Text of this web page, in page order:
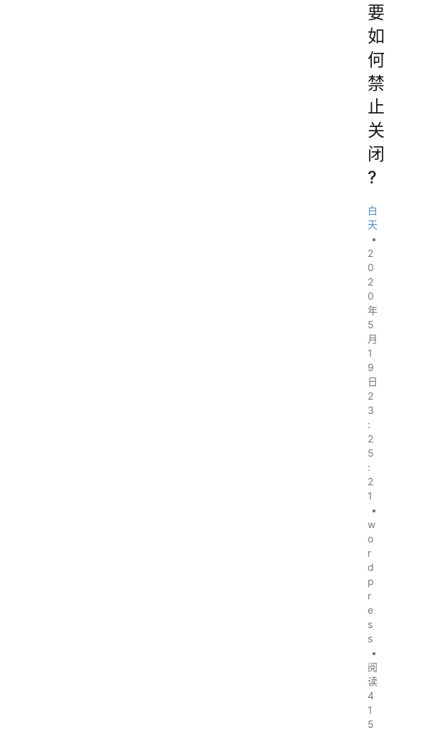
要
如
何
禁
止
关
闭
?
白
天
•
2
0
2
0
年
5
月
1
9
日
2
3
:
2
5
:
2
1
•
w
o
r
d
p
r
e
s
s
•
阅
读
4
1
5